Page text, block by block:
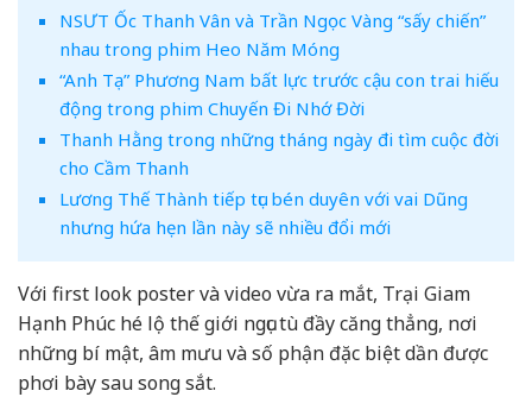
NSƯT Ốc Thanh Vân và Trần Ngọc Vàng “sấy chiến”
nhau trong phim Heo Năm Móng
“Anh Tạ” Phương Nam bất lực trước cậu con trai hiếu
động trong phim Chuyến Đi Nhớ Đời
Thanh Hằng trong những tháng ngày đi tìm cuộc đời
cho Cầm Thanh
Lương Thế Thành tiếp tục bén duyên với vai Dũng
nhưng hứa hẹn lần này sẽ nhiều đổi mới
Với first look poster và video vừa ra mắt, Trại Giam
Hạnh Phúc hé lộ thế giới ngục tù đầy căng thẳng, nơi
những bí mật, âm mưu và số phận đặc biệt dần được
phơi bày sau song sắt.